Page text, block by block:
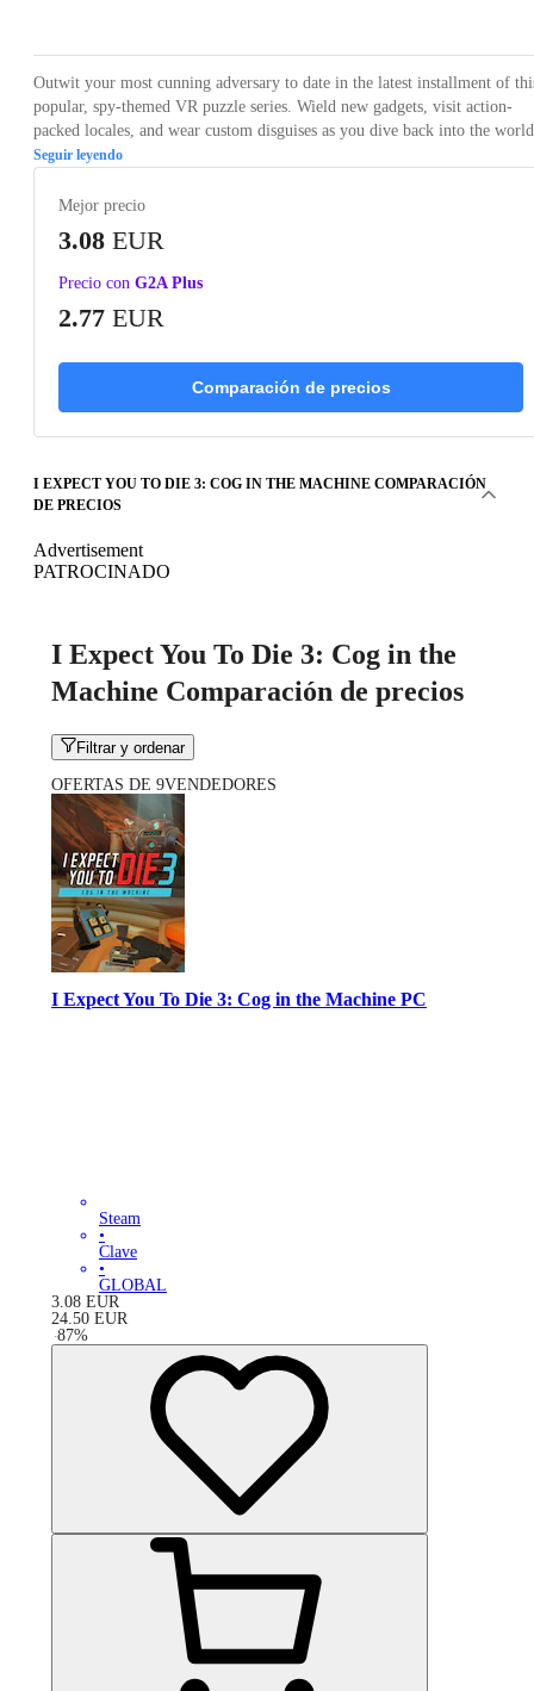
Outwit your most cunning adversary to date in the latest installment of
popular, spy-themed VR puzzle series. Wield new gadgets, visit action-
packed locales, and wear custom disguises as you dive back into the
Seguir leyendo
Mejor precio
3.08 EUR
Precio con G2A Plus
2.77 EUR
Comparación de precios
I EXPECT YOU TO DIE 3: COG IN THE MACHINE COMPARACIÓN
DE PRECIOS
Advertisement
PATROCINADO
I Expect You To Die 3: Cog in the
Machine Comparación de precios
Filtrar y ordenar
OFERTAS DE 9VENDEDORES
I Expect You To Die 3: Cog in the Machine PC
Steam
•
Clave
•
GLOBAL
3.08 EUR
24.50 EUR
-87%